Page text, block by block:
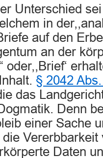
Unterschied
in
auf den
an der
oder,,Brief‘
§ 2042
das
Denn
einer Sache
Daten